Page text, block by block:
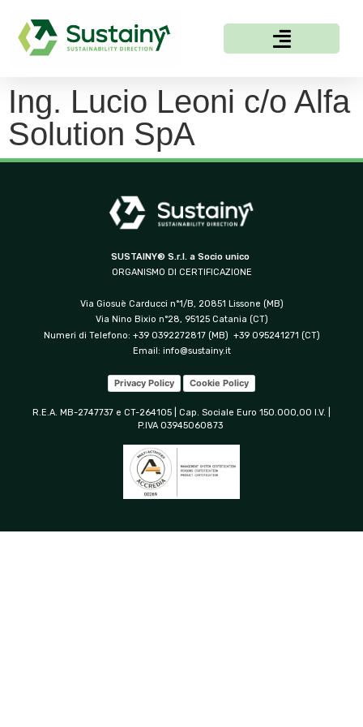
Ing. Lucio Leoni c/o Alfa
Solution SpA
SUSTAINY® S.r.l. a Socio unico
ORGANISMO DI CERTIFICAZIONE
Via Giosuè Carducci n°1/B, 20851 Lissone (MB)
Via Nino Bixio n°28, 95125 Catania (CT)
Numeri di Telefono: +39 0392272817 (MB) +39 095241271 (CT)
Email: info@sustainy.it
Privacy Policy Cookie Policy
R.E.A. MB-2747737 e CT-264105 | Cap. Sociale Euro 150.000,00 I.V. |
P.IVA 03945060873